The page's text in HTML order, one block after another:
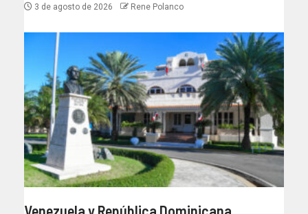
3 de agosto de 2026 Rene Polanco